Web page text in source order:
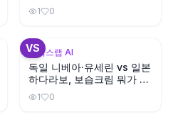
1 0
VS
뷰틱스랩 AI
독일 니베아·유세린 vs 일본
하다라보, 보습크림 뭐가 좋
을까?
1 0